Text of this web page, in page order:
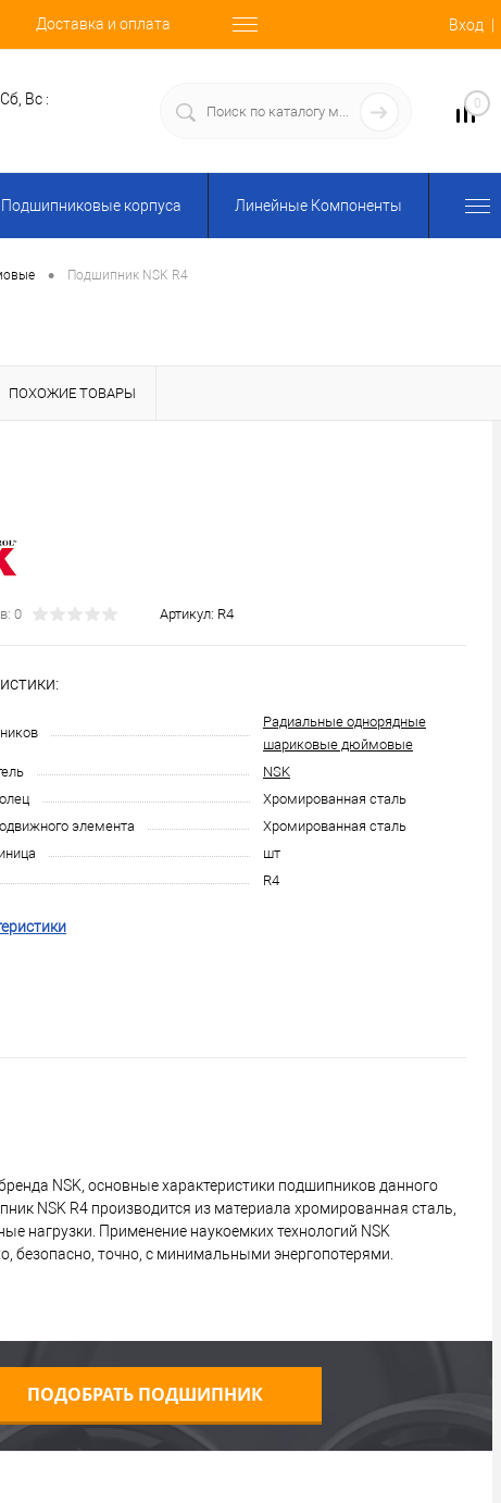
Доставка и оплата Вход
Сб, Вс :
0
Подшипниковые корпуса Линейные Компоненты
• Подшипник NSK R4
ПОХОЖИЕ ТОВАРЫ
0 Артикул: R4
Радиальные однорядные
шариковые дюймовые
NSK
Хромированная сталь
элемента
Хромированная сталь
шт
R4
NSK, основные характеристики подшипников данного
NSK R4 производится из материала хромированная сталь,
нагрузки. Применение наукоемких технологий NSK
безопасно, точно, с минимальными энергопотерями.
ПОДОБРАТЬ ПОДШИПНИК